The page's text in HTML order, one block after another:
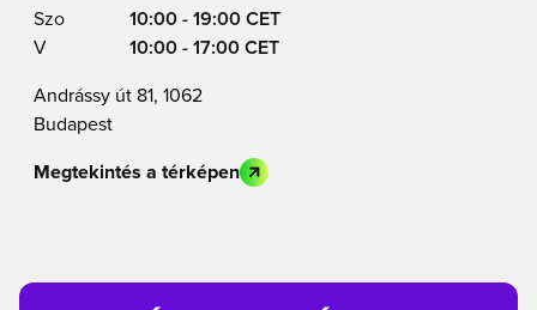
Szo
10:00 - 19:00 CET
V
10:00 - 17:00 CET
Andrássy út 81, 1062
Budapest
Megtekintés a térképen